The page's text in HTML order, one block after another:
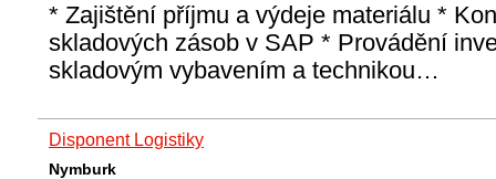
* Zajištění příjmu a výdeje materiálu *
skladových zásob v SAP * Provádění
skladovým vybavením a technikou…
Disponent Logistiky
Nymburk